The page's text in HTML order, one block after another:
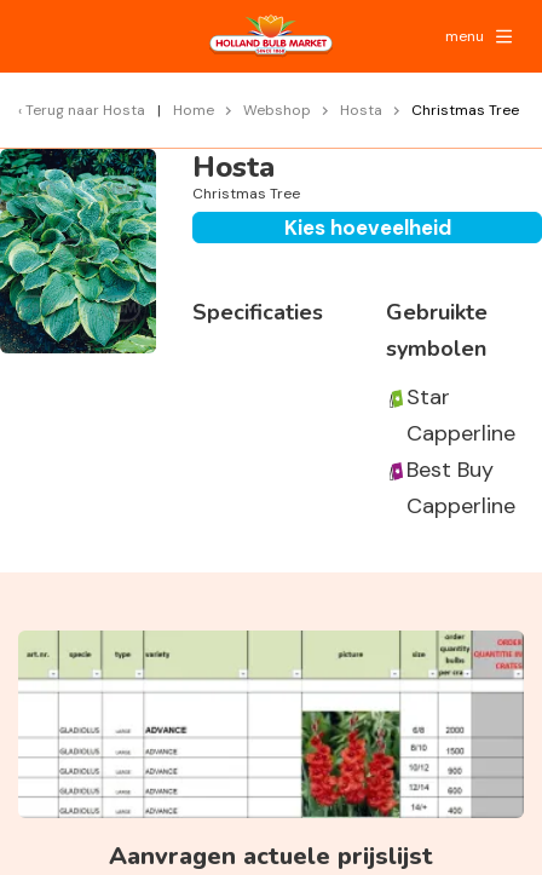
menu
Terug naar Hosta Home Webshop Hosta Christmas Tree
Hosta
Christmas Tree
Kies hoeveelheid
Specificaties
Gebruikte
symbolen
Star
Capperline
Best Buy
Capperline
Aanvragen actuele prijslijst